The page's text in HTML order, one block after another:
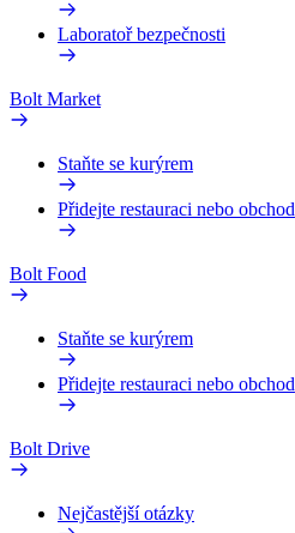
Laboratoř bezpečnosti
Bolt Market
Staňte se kurýrem
Přidejte restauraci nebo obchod
Bolt Food
Staňte se kurýrem
Přidejte restauraci nebo obchod
Bolt Drive
Nejčastější otázky